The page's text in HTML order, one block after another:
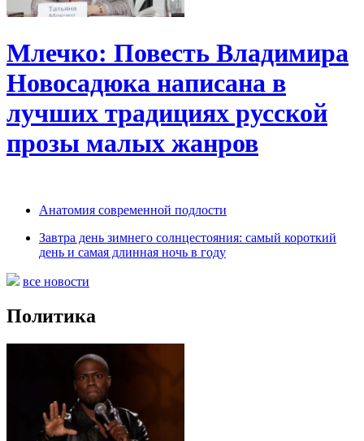
Млечко: Повесть Владимира
Новосадюка написана в
лучших традициях русской
прозы малых жанров
Анатомия современной подлости
Завтра день зимнего солнцестояния: самый короткий
день и самая длинная ночь в году
все новости
Политика